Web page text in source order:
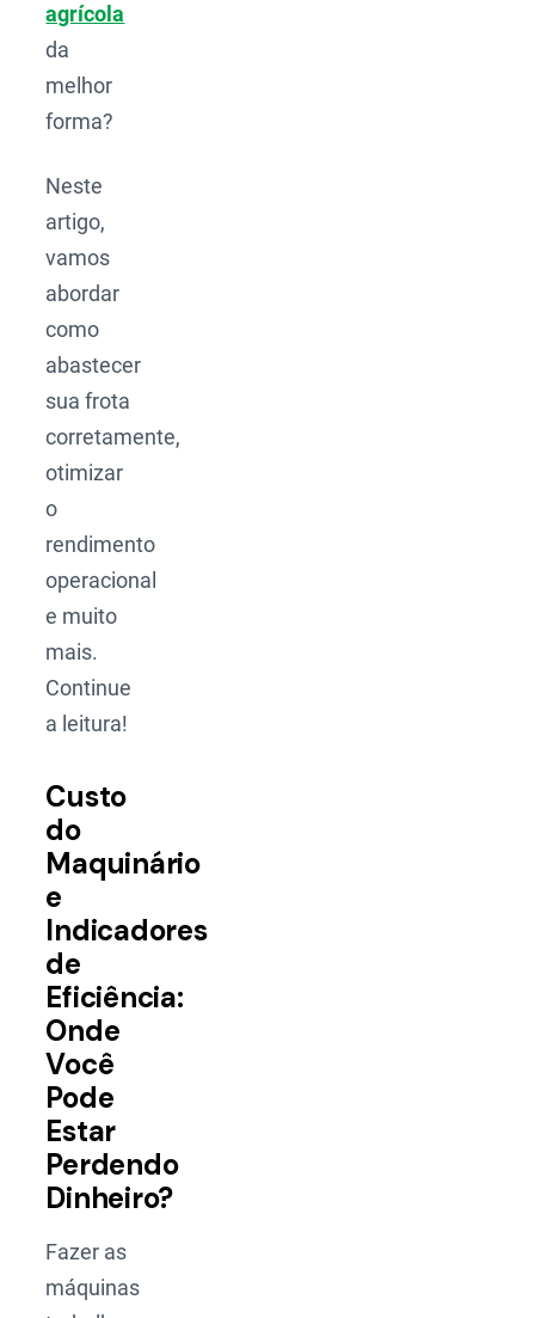
agrícola
da
melhor
forma?
Neste
artigo,
vamos
abordar
como
abastecer
sua frota
corretamente,
otimizar
o
rendimento
operacional
e muito
mais.
Continue
a leitura!
Custo
do
Maquinário
e
Indicadores
de
Eficiência:
Onde
Você
Pode
Estar
Perdendo
Dinheiro?
Fazer as
máquinas